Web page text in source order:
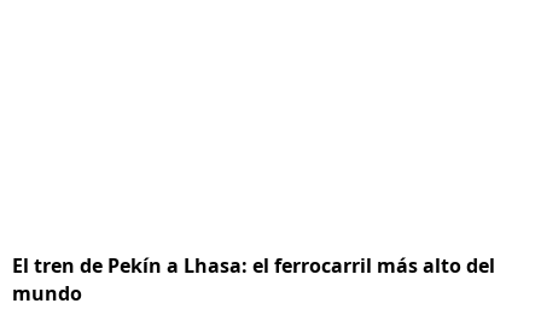
El tren de Pekín a Lhasa: el ferrocarril más alto del
mundo